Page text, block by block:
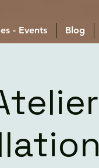
- Events Blog